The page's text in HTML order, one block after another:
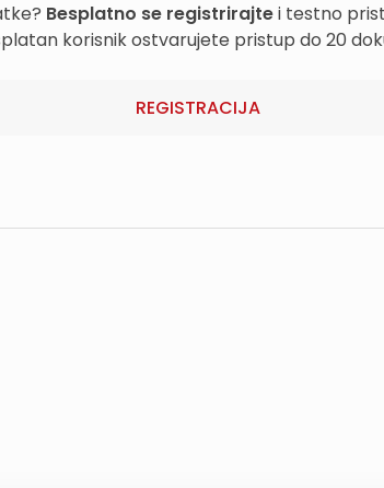
Besplatno se registrirajtei testno
korisnik ostvarujete pristup do 20
REGISTRACIJA